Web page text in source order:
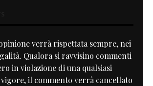
verrà rispettata sempre, nei
Qualora si ravvisino commenti
in violazione di una qualsiasi
il commento verrà cancellato